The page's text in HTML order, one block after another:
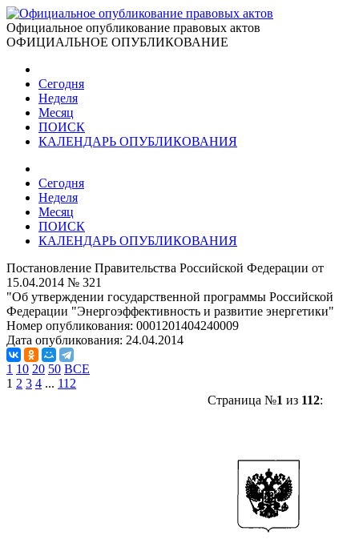
Официальное опубликование правовых актов
ОФИЦИАЛЬНОЕ ОПУБЛИКОВАНИЕ
Сегодня
Неделя
Месяц
ПОИСК
КАЛЕНДАРЬ ОПУБЛИКОВАНИЯ
Сегодня
Неделя
Месяц
ПОИСК
КАЛЕНДАРЬ ОПУБЛИКОВАНИЯ
Постановление Правительства Российской Федерации от
15.04.2014 № 321
"Об утверждении государственной программы Российской
Федерации "Энергоэффективность и развитие энергетики"
Номер опубликования: 0001201404240009
Дата опубликования: 24.04.2014
1 10 20 50 ВСЕ
1 2 3 4 ... 112
Страница №1 из 112: